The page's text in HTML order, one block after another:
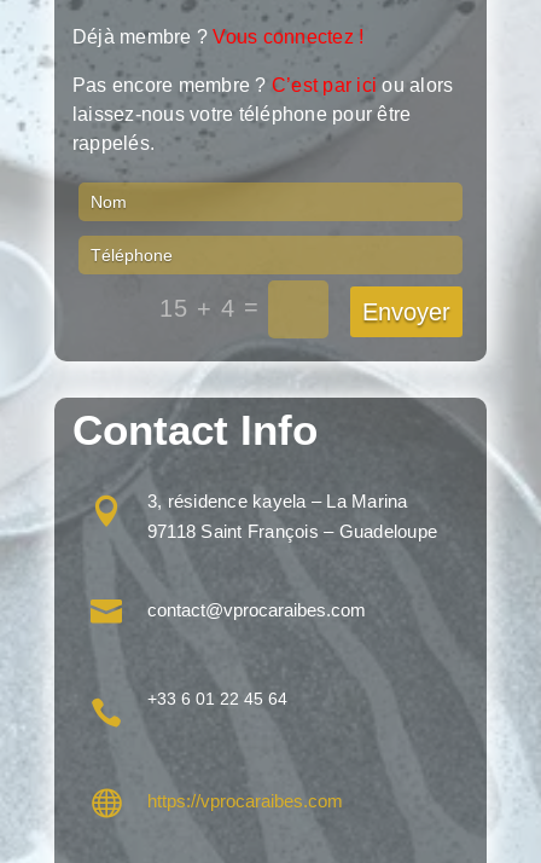
Déjà membre ?Vous connectez !
Pas encore membre ? C’est par ici ou alors
laissez-nous votre téléphone pour être
rappelés.
15 + 4 = Envoyer
Contact Info

3, résidence kayela – La Marina
97118 Saint François – Guadeloupe
 contact@vprocaraibes.com
 +33 6 01 22 45 64
 https://vprocaraibes.com